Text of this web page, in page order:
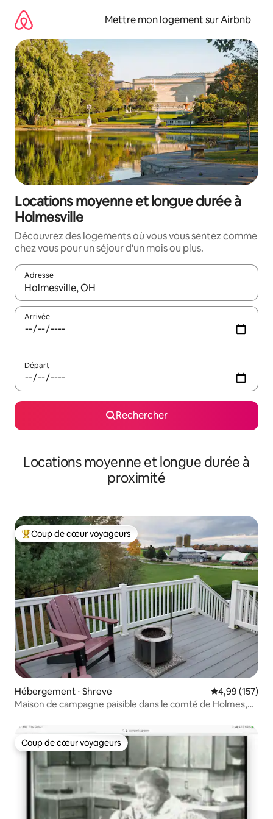
directement
contenu
Mettre mon logement sur Airbnb
Locations moyenne et longue durée à
Holmesville
Découvrez des logements où vous vous sentez comme
chez vous pour un séjour d'un mois ou plus.
Adresse
Lorsque les résultats s'affichent, utilisez les flèches vers le
Arrivée
Départ
Rechercher
Locations moyenne et longue durée à
proximité
Coups de cœur voyageurs les plus appréciés
Coup de cœur voyageurs
Hébergement ⋅ Shreve Évaluation
4,99 (157)
Maison de campagne paisible dans le comté de Holmes,
Coup de cœur voyageurs
Coup de cœur voyageurs